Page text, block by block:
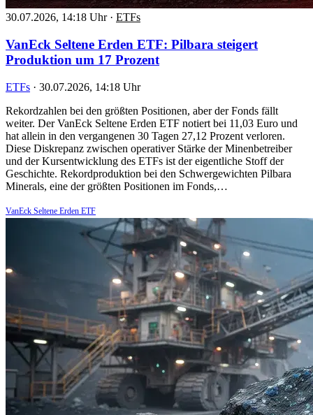
30.07.2026, 14:18 Uhr · ETFs
VanEck Seltene Erden ETF: Pilbara steigert
Produktion um 17 Prozent
ETFs · 30.07.2026, 14:18 Uhr
Rekordzahlen bei den größten Positionen, aber der Fonds fällt
weiter. Der VanEck Seltene Erden ETF notiert bei 11,03 Euro und
hat allein in den vergangenen 30 Tagen 27,12 Prozent verloren.
Diese Diskrepanz zwischen operativer Stärke der Minenbetreiber
und der Kursentwicklung des ETFs ist der eigentliche Stoff der
Geschichte. Rekordproduktion bei den Schwergewichten Pilbara
Minerals, eine der größten Positionen im Fonds,…
VanEck Seltene Erden ETF